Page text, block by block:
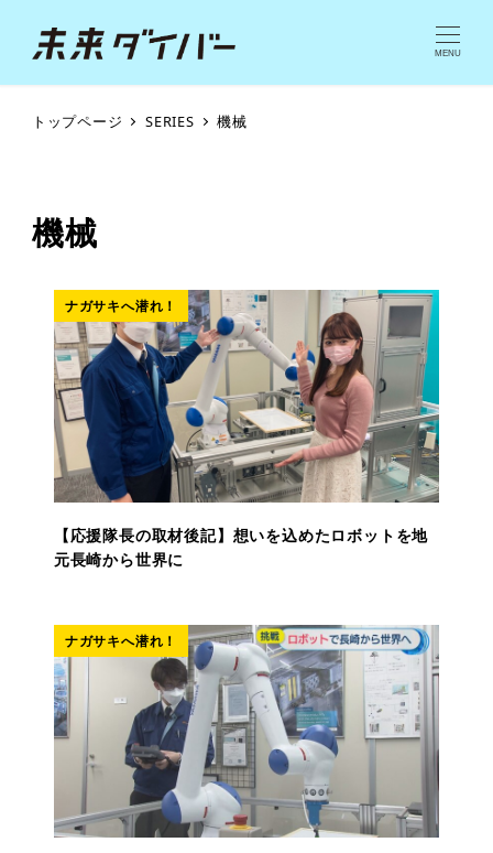
MENU
トップページ SERIES 機械
機械
ナガサキへ潜れ！
【応援隊長の取材後記】想いを込めたロボットを地
元長崎から世界に
ナガサキへ潜れ！